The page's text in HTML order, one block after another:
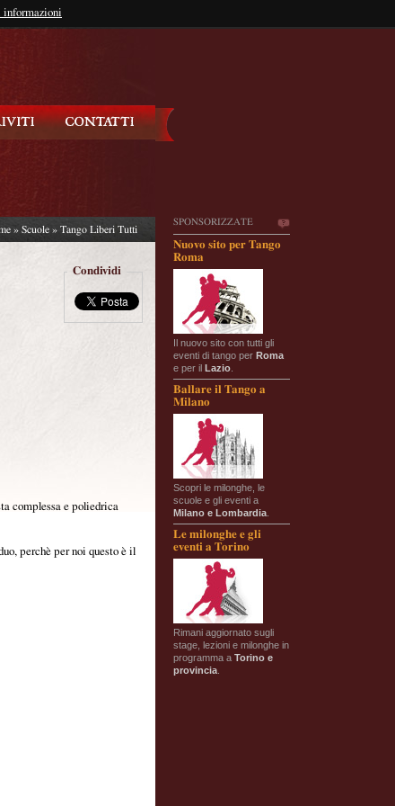
informazioni
SPONSORIZZATE
Nuovo sito per Tango
Roma
Il nuovo sito con tutti gli
eventi di tango per Roma
e per il Lazio
Ballare il Tango a
Milano
Scopri le milonghe, le
scuole e gli eventi a
Milano e Lombardia
Le milonghe e gli
eventi a Torino
Rimani aggiornato sugli
stage, lezioni e milonghe in
programma a Torino e
provincia
» Scuole » Tango Liberi Tutti
Condividi
complessa e poliedrica
perchè per noi questo è il